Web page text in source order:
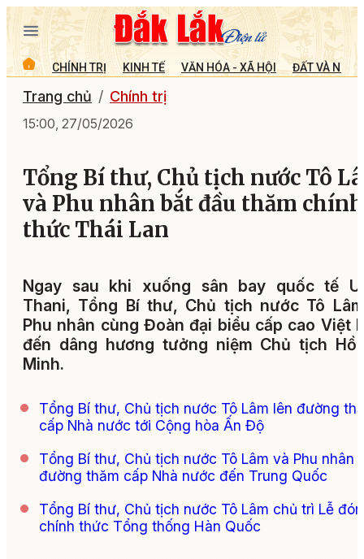
CHÍNH TRỊ KINH TẾ VĂN HÓA - XÃ HỘI ĐẤT VÀ
Trang chủ Chính trị
15:00, 27/05/2026
Tổng Bí thư, Chủ tịch nước Tô
và Phu nhân bắt đầu thăm chính
thức Thái Lan
Ngay sau khi xuống sân bay quốc tế
Thani, Tổng Bí thư, Chủ tịch nước Tô
Phu nhân cùng Đoàn đại biểu cấp cao Việt
đến dâng hương tưởng niệm Chủ tịch Hồ
Minh.
Tổng Bí thư, Chủ tịch nước Tô Lâm lên đường
cấp Nhà nước tới Cộng hòa Ấn Độ
Tổng Bí thư, Chủ tịch nước Tô Lâm và Phu nhân
đường thăm cấp Nhà nước đến Trung Quốc
Tổng Bí thư, Chủ tịch nước Tô Lâm chủ trì Lễ đón
chính thức Tổng thống Hàn Quốc